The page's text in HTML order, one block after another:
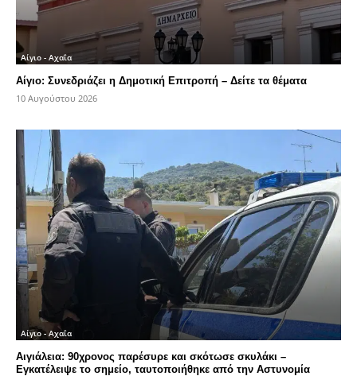
Αίγιο - Αχαΐα
Αίγιο: Συνεδριάζει η Δημοτική Επιτροπή – Δείτε τα θέματα
10 Αυγούστου 2026
Αίγιο - Αχαΐα
Αιγιάλεια: 90χρονος παρέσυρε και σκότωσε σκυλάκι –
Εγκατέλειψε το σημείο, ταυτοποιήθηκε από την Αστυνομία